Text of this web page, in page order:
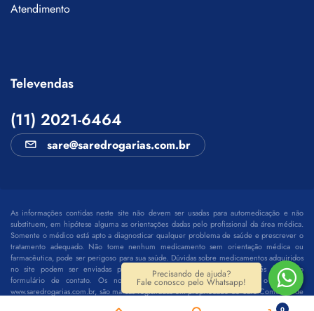
0
Precisando de ajuda?
Fale conosco pelo Whatsapp!
Atendimento
Televendas
(11) 2021-6464
sare@saredrogarias.com.br
As informações contidas neste site não devem ser usadas para automedicação e não
substituem, em hipótese alguma as orientações dadas pelo profissional da área médica.
Somente o médico está apto a diagnosticar qualquer problema de saúde e prescrever o
tratamento adequado. Não tome nenhum medicamento sem orientação médica ou
farmacêutica, pode ser perigoso para sua saúde. Dúvidas sobre medicamentos adquiridos
no site podem ser enviadas para:
sare@saredrogarias.com.br ou através de nosso
formulário de contato. Os nomes fantasia Sare, Sare Drogarias e o domínio:
www.saredrogarias.com.br, são marcas registradas em propriedade de Sare Comércio de
Medicamentos e Produtos de Saúde Ltda. R. Joana Angélica, 249 - Sala 12 - Barcelona,